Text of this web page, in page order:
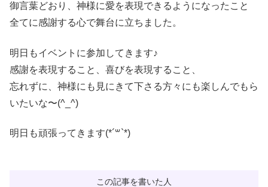
御言葉どおり、神様に愛を表現できるようになったこと
全てに感謝する心で舞台に立ちました。
明日もイベントに参加してきます♪
感謝を表現すること、喜びを表現すること、
忘れずに、神様にも見にきて下さる方々にも楽しんでもら
いたいな〜(^_^)
明日も頑張ってきます(*´꒳`*)
この記事を書いた人